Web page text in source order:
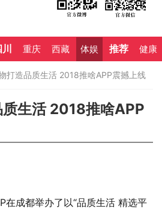
川 重庆 西藏 体娱 推荐 健康
打造品质生活 2018推啥APP震撼上线
生活 2018推啥APP
在成都举办了以“品质生活 精选平